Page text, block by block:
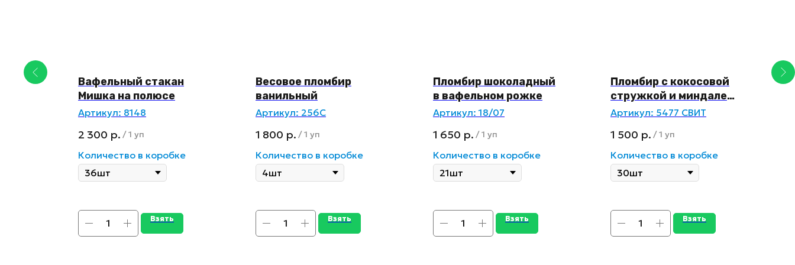
Вафельный стакан
Мишка на полюсе
Артикул: 8148
2 300 р. /1 уп
Количество в коробке
Взять
Весовое пломбир
ванильный
Артикул: 256С
1 800 р. /1 уп
Количество в коробке
Взять
Пломбир шоколадный
в вафельном рожке
Артикул:18/07
1 650 р. /1 уп
Количество в коробке
Взять
Пломбир с кокосовой
стружкой и миндалем
в белой глазури
Артикул: 5477 СВИТ
1 500 р. /1 уп
Количество в коробке
Взять